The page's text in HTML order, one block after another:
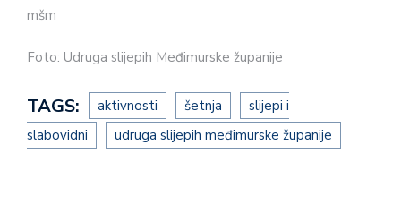
mšm
Foto: Udruga slijepih Međimurske županije
TAGS: aktivnosti šetnja
slijepi i
slabovidni
udruga slijepih međimurske županije